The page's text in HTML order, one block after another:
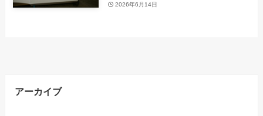
2026年6月14日
アーカイブ